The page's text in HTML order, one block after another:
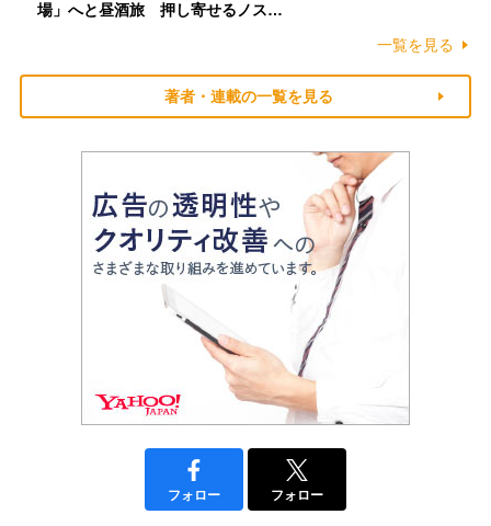
場」へと昼酒旅 押し寄せるノス…
一覧を見る
著者・連載の一覧を見る
フォロー フォロー